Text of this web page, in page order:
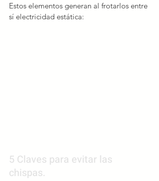
Estos elementos generan al frotarlos entre
sí electricidad estática:
5 Claves para evitar las
chispas.